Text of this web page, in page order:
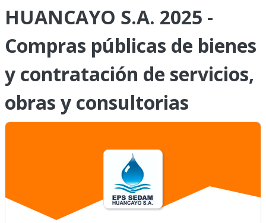
HUANCAYO S.A. 2025 -
Compras públicas de bienes
y contratación de servicios,
obras y consultorias